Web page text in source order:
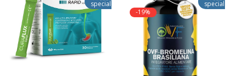
speciale
-19%